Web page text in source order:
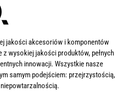
jakości akcesoriów i komponentów
z wysokiej jakości produktów, pełnych
innowacji. Wszystkie nasze
samym podejściem: przejrzystością,